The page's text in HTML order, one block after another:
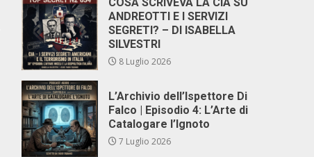
ANDREOTTI E I SERVIZI
SEGRETI? – DI ISABELLA
SILVESTRI
8 Luglio 2026
L’Archivio dell’Ispettore Di
Falco | Episodio 4: L’Arte di
Catalogare l’Ignoto
7 Luglio 2026